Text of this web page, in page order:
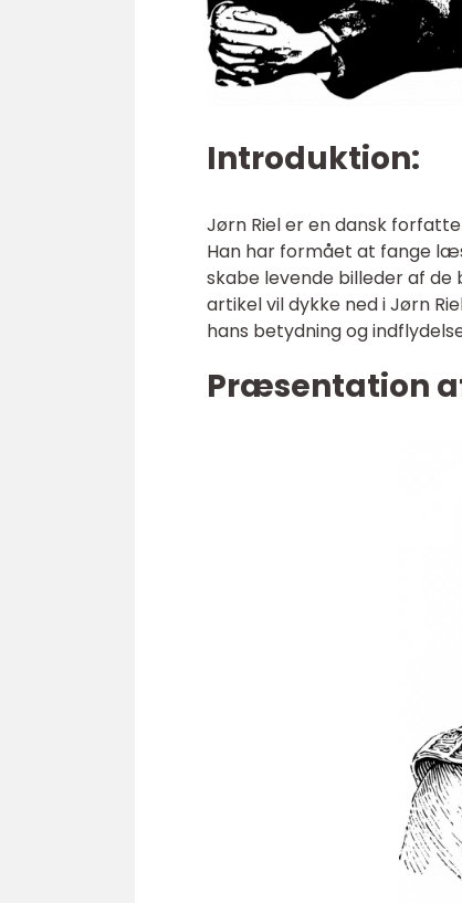
Introduktion:
Jørn Riel er en dansk
Han har formået at fange
skabe levende billeder af
artikel vil dykke ned i Jørn
hans betydning og
Præsentation